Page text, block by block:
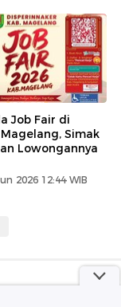
Job Fair di
Simak
Lowongannya
2026 12:44 WIB